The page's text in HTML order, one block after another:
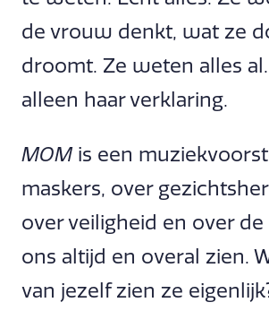
de vrouw denkt, wat ze
droomt. Ze weten alles
alleen haar verklaring.
MOMis een
maskers, over
over veiligheid en over
ons altijd en overal zien.
van jezelf zien ze